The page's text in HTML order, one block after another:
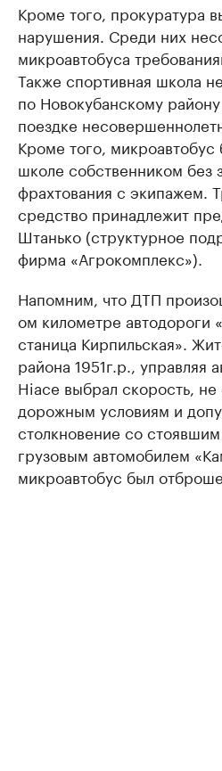
Кроме того, прокуратура
нарушения. Среди них
микроавтобуса
Также спортивная школа
по Новокубанскому
поездке
Кроме того, микроавтобус
школе собственником без
фрахтования с экипажем.
средство принадлежит
Штанько (структурное
фирма «Агрокомплекс»).
Напомним, что ДТП
ом километре автодороги
станица Кирпильская».
района 1951г.р., управляя
Hiace выбрал скорость,
дорожным условиям и
столкновение со
грузовым автомобилем
микроавтобус был